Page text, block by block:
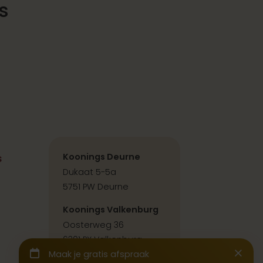
Koonings Deurne
Dukaat 5-5a
5751 PW Deurne
Koonings Valkenburg
Oosterweg 36
6301 PX Valkenburg